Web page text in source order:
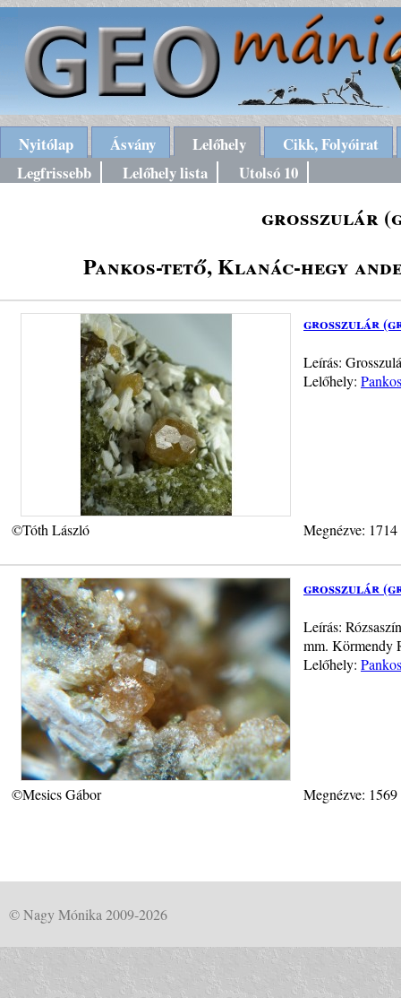
Nyitólap Ásvány Lelőhely
Cikk, Folyóirat
Legfrissebb
Lelőhely lista Utolsó 10
grosszulár
Pankos-tető, Klanác-hegy
grosszulár
Leírás:
Lelőhely:
©Tóth László Megnézve:
grosszulár
Leírás:
mm. Körmendy
Lelőhely:
©Mesics Gábor Megnézve:
© Nagy Mónika 2009-2026